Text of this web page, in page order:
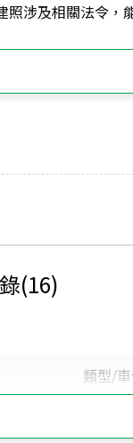
照涉及相關法令，
(16)